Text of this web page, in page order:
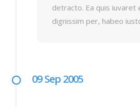
detracto. Ea quis
dignissim per, habeo
09 Sep 2005